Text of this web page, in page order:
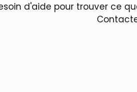
d'aide pour trouver ce